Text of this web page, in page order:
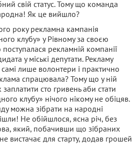
свій статус. Тому що команда
Як це вийшло?
року рекламна кампанія
клубу» у Рівному за своєю
рекламній компанії
у міські депутати. Рекламу
лише волонтери і практично
спрацювала? Тому що у ній
сто гривень аби стати
клубу» нічого нікому не обіцяв.
можна зібрати на народні
Не обійшлося, ясна річ, без
який, побачивши що зібраних
вистачає для старту, додав грошей